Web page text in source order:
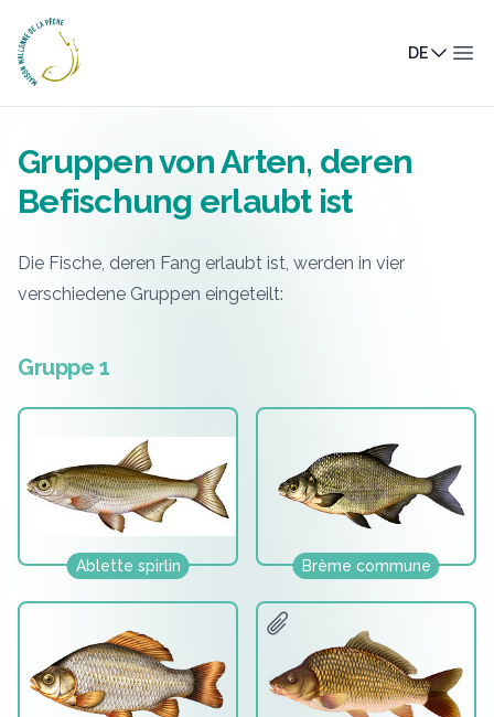
Maison Wallonne de la Pêche
DE
Gruppen von Arten, deren
Befischung erlaubt ist
Die Fische, deren Fang erlaubt ist, werden in vier
verschiedene Gruppen eingeteilt:
Gruppe 1
Ablette spirlin Brème commune